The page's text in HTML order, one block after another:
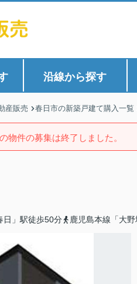
沿線から探す
産販売 春日市の新築戸建て購入一覧
物件の募集は終了しました。
日」駅徒歩50分 鹿児島本線「大